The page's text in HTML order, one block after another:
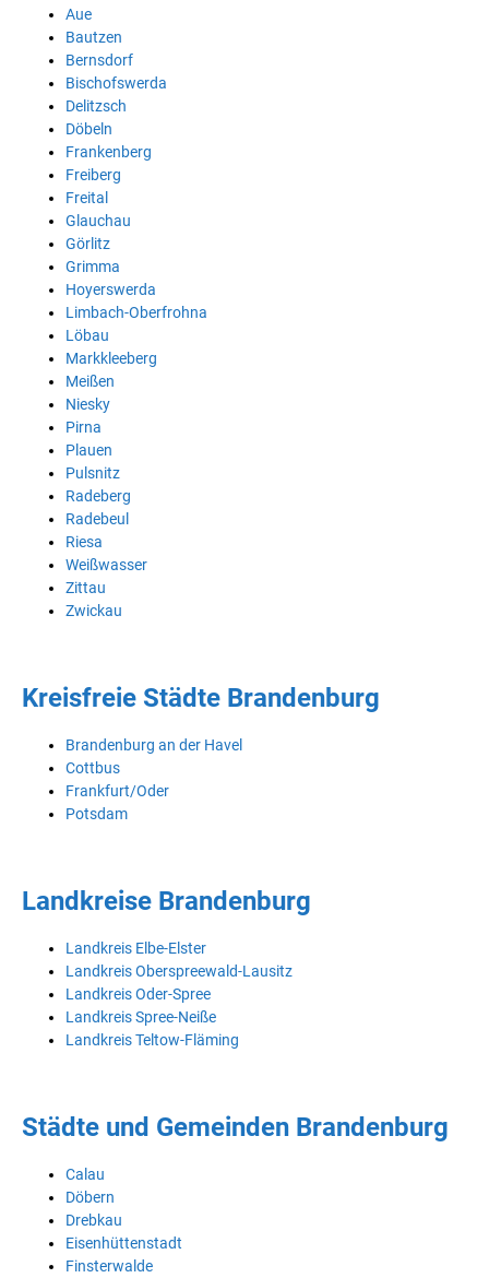
Aue
Bautzen
Bernsdorf
Bischofswerda
Delitzsch
Döbeln
Frankenberg
Freiberg
Freital
Glauchau
Görlitz
Grimma
Hoyerswerda
Limbach-Oberfrohna
Löbau
Markkleeberg
Meißen
Niesky
Pirna
Plauen
Pulsnitz
Radeberg
Radebeul
Riesa
Weißwasser
Zittau
Zwickau
Kreisfreie Städte Brandenburg
Brandenburg an der Havel
Cottbus
Frankfurt/Oder
Potsdam
Landkreise Brandenburg
Landkreis Elbe-Elster
Landkreis Oberspreewald-Lausitz
Landkreis Oder-Spree
Landkreis Spree-Neiße
Landkreis Teltow-Fläming
Städte und Gemeinden Brandenburg
Calau
Döbern
Drebkau
Eisenhüttenstadt
Finsterwalde